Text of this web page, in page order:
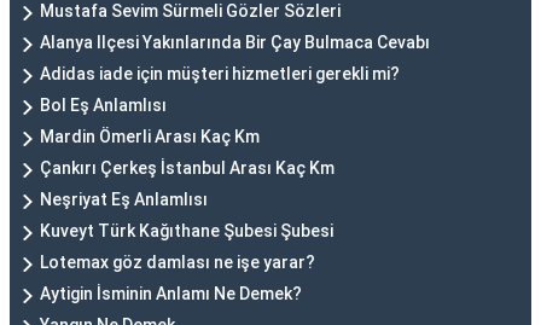
Mustafa Sevim Sürmeli Gözler Sözleri
Alanya Ilçesi Yakınlarında Bir Çay Bulmaca Cevabı
Adidas iade için müşteri hizmetleri gerekli mi?
Bol Eş Anlamlısı
Mardin Ömerli Arası Kaç Km
Çankırı Çerkeş İstanbul Arası Kaç Km
Neşriyat Eş Anlamlısı
Kuveyt Türk Kağıthane Şubesi Şubesi
Lotemax göz damlası ne işe yarar?
Aytigin İsminin Anlamı Ne Demek?